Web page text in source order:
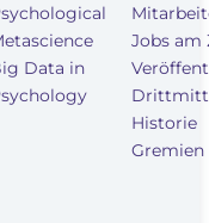
Data in
Jobs am
Historie
Gremien